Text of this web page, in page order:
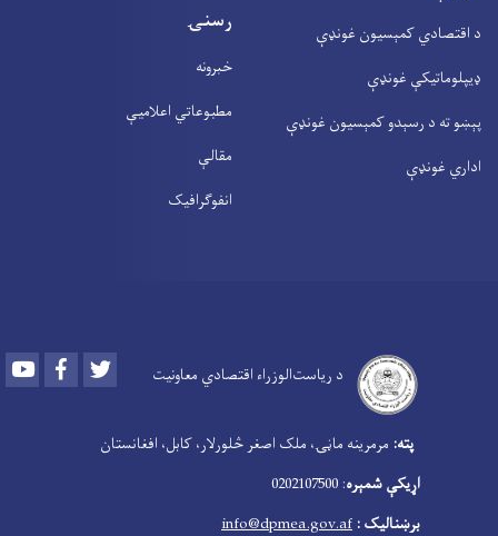
د اقتصادي کمېسیون غونډې
ډیپلوماتیکې غونډې
پېښو ته د رسېدو کمېسیون غونډې
اداري غونډې
رسنۍ
خبرونه
مطبوعاتي اعلامیې
مقالې
انفوګرافیک
د ریاست‌الوزراء اقتصادي معاونیت Youtube Facebook
‍پته: مرمرینه ماڼۍ، ملک اصغر څلورلار، کابل، افغانستان
اړیکې شمېره: 0202107500
برښنالیک : info@dpmea.gov.af